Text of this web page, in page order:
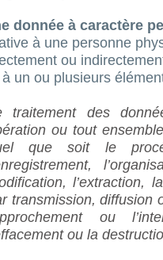
donnée à caractère
à une personne
ou
un ou plusieurs
traitement des
ou tout
que soit le
l’extraction,
transmission, diffusion
ou
ou la